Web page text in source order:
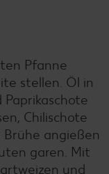
Pfanne
stellen. Öl in
Chilischote
angießen
garen. Mit
und